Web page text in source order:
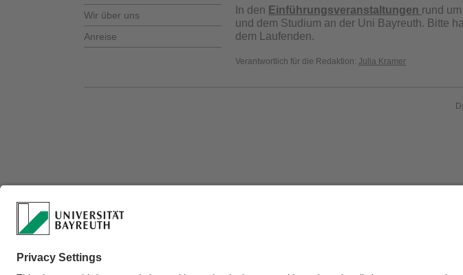
Wir über uns
Anreise
In den Einführungsveranstaltungen rund
und dem Studium an der Uni Bayreuth. Bitte
dem Laufenden.
Verantwortlich für die Redaktion: Julia Kramer